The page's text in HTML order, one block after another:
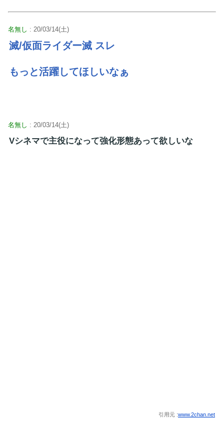
名無し : 20/03/14(土)
滅/仮面ライダー滅 スレ
もっと活躍してほしいなぁ
名無し : 20/03/14(土)
Vシネマで主役になって強化形態あって欲しいな
引用元 :www.2chan.net